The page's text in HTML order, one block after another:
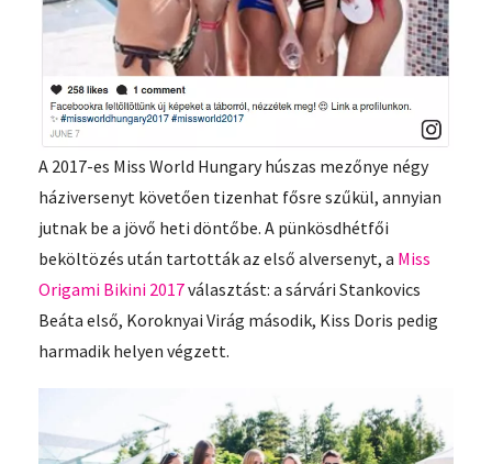
A 2017-es Miss World Hungary húszas mezőnye négy
háziversenyt követően tizenhat fősre szűkül, annyian
jutnak be a jövő heti döntőbe. A pünkösdhétfői
beköltözés után tartották az első alversenyt, a Miss
Origami Bikini 2017választást: a sárvári Stankovics
Beáta első, Koroknyai Virág második, Kiss Doris pedig
harmadik helyen végzett.